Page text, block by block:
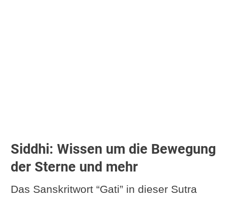
Siddhi: Wissen um die Bewegung
der Sterne und mehr
Das Sanskritwort “Gati” in dieser Sutra